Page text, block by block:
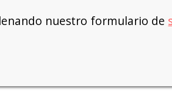
nuestro formulario de